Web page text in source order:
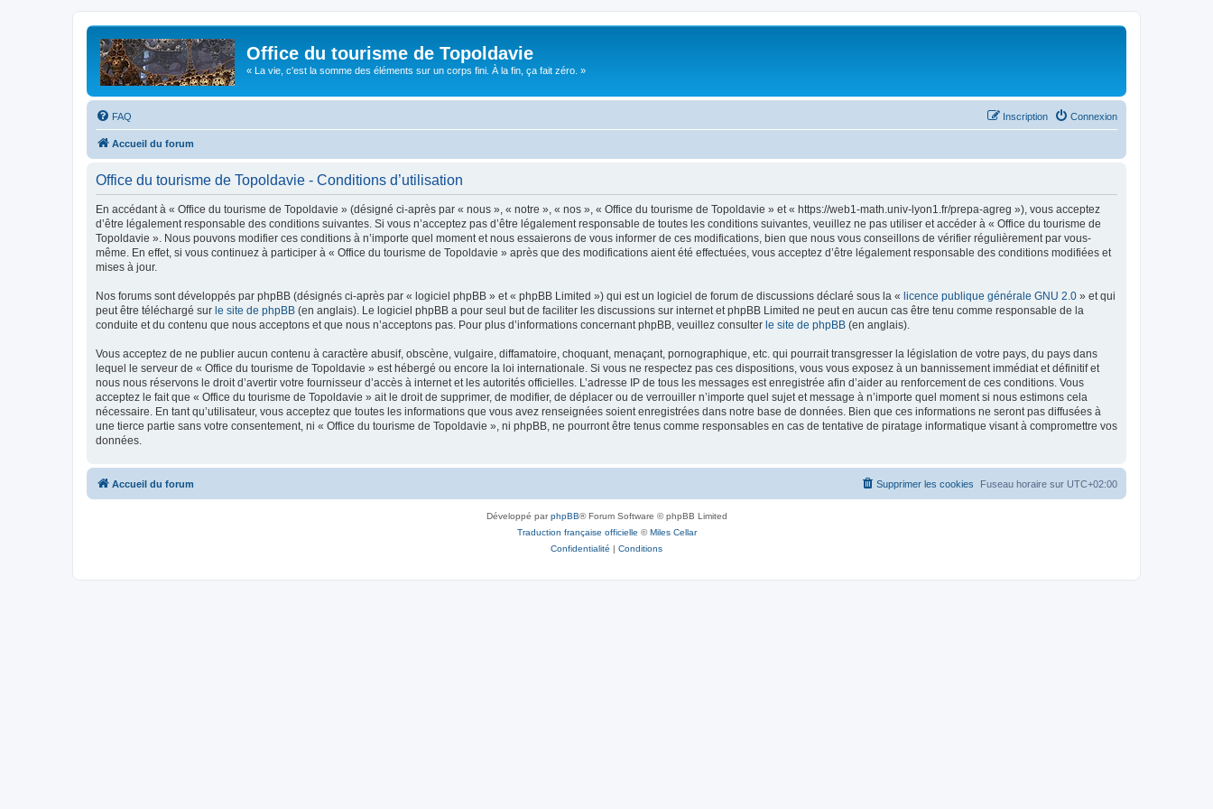
Office du tourisme de Topoldavie
« La vie, c'est la somme des éléments sur un corps fini. À la fin, ça fait zéro. »
FAQ Connexion
Inscription
Accueil du forum
Office du tourisme de Topoldavie - Conditions d’utilisation
En accédant à « Office du tourisme de Topoldavie » (désigné ci-après par « nous », « notre », « nos », « Office du tourisme de Topoldavie » et « https://web1-math.univ-lyon1.fr/prepa-agreg »), vous acceptez
d’être légalement responsable des conditions suivantes. Si vous n’acceptez pas d’être légalement responsable de toutes les conditions suivantes, veuillez ne pas utiliser et accéder à « Office du tourisme de
Topoldavie ». Nous pouvons modifier ces conditions à n’importe quel moment et nous essaierons de vous informer de ces modifications, bien que nous vous conseillons de vérifier régulièrement par vous-
même. En effet, si vous continuez à participer à « Office du tourisme de Topoldavie » après que des modifications aient été effectuées, vous acceptez d’être légalement responsable des conditions modifiées et
mises à jour.
Nos forums sont développés par phpBB (désignés ci-après par « logiciel phpBB » et « phpBB Limited ») qui est un logiciel de forum de discussions déclaré sous la « licence publique générale GNU 2.0 » et qui
peut être téléchargé sur le site de phpBB (en anglais). Le logiciel phpBB a pour seul but de faciliter les discussions sur internet et phpBB Limited ne peut en aucun cas être tenu comme responsable de la
conduite et du contenu que nous acceptons et que nous n’acceptons pas. Pour plus d’informations concernant phpBB, veuillez consulter le site de phpBB (en anglais).
Vous acceptez de ne publier aucun contenu à caractère abusif, obscène, vulgaire, diffamatoire, choquant, menaçant, pornographique, etc. qui pourrait transgresser la législation de votre pays, du pays dans
lequel le serveur de « Office du tourisme de Topoldavie » est hébergé ou encore la loi internationale. Si vous ne respectez pas ces dispositions, vous vous exposez à un bannissement immédiat et définitif et
nous nous réservons le droit d’avertir votre fournisseur d’accès à internet et les autorités officielles. L’adresse IP de tous les messages est enregistrée afin d’aider au renforcement de ces conditions. Vous
acceptez le fait que « Office du tourisme de Topoldavie » ait le droit de supprimer, de modifier, de déplacer ou de verrouiller n’importe quel sujet et message à n’importe quel moment si nous estimons cela
nécessaire. En tant qu’utilisateur, vous acceptez que toutes les informations que vous avez renseignées soient enregistrées dans notre base de données. Bien que ces informations ne seront pas diffusées à
une tierce partie sans votre consentement, ni « Office du tourisme de Topoldavie », ni phpBB, ne pourront être tenus comme responsables en cas de tentative de piratage informatique visant à compromettre vos
données.
Accueil du forum Fuseau horaire sur UTC+02:00
Supprimer les cookies
Développé parphpBB® Forum Software © phpBB Limited
Traduction française officielle ©Miles Cellar
Confidentialité | Conditions